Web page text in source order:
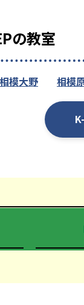
の教室
相模大野 相模